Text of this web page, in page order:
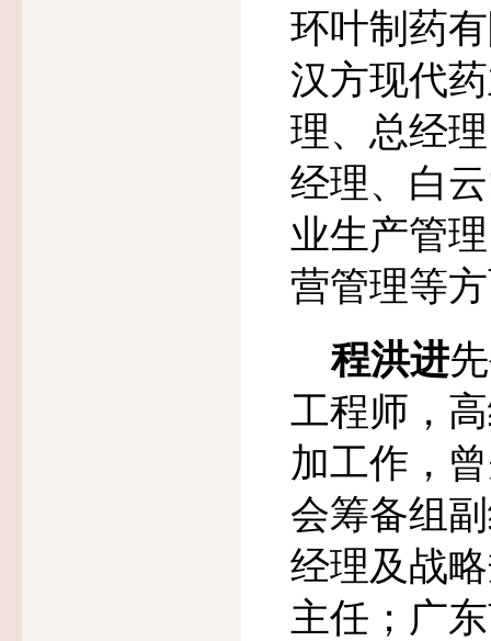
环叶制药
汉方现代
理、总经
经理、白
业生产管
营管理等
程洪进
工程师，
加工作，
会筹备组
经理及战
主任；广